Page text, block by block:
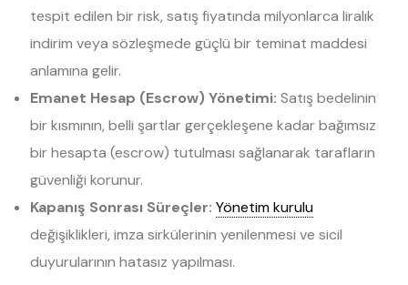
tespit edilen bir risk, satış fiyatında milyonlarca liralık
indirim veya sözleşmede güçlü bir teminat maddesi
anlamına gelir.
Emanet Hesap (Escrow) Yönetimi: Satış bedelinin
bir kısmının, belli şartlar gerçekleşene kadar bağımsız
bir hesapta (escrow) tutulması sağlanarak tarafların
güvenliği korunur.
Kapanış Sonrası Süreçler: Yönetim kurulu
değişiklikleri, imza sirkülerinin yenilenmesi ve sicil
duyurularının hatasız yapılması.